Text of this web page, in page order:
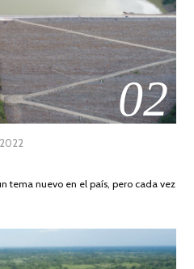
02
DE
tema nuevo en el país, pero cada vez